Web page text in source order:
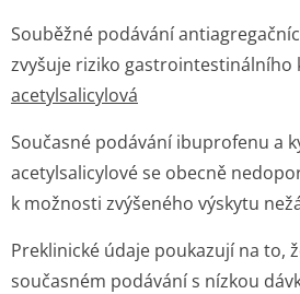
Souběžné podávání
zvyšuje riziko gastrointesti­nálního
acetylsalicylová
Současné podávání ibuprofenu a
acetylsalicylové se obecně
k možnosti zvýšeného výskytu
Preklinické údaje poukazují na to,
současném podávání s nízkou